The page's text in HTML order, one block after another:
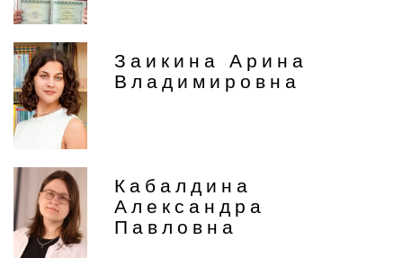
Заикина Арина
Владимировна
Кабалдина
Александра
Павловна